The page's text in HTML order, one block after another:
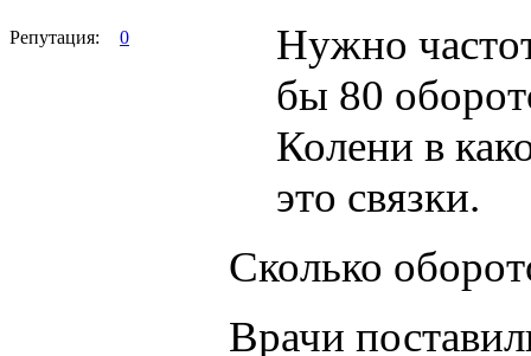
Репутация: 0
Нужно
бы 80
Колени в
это связки.
Сколько
Врачи